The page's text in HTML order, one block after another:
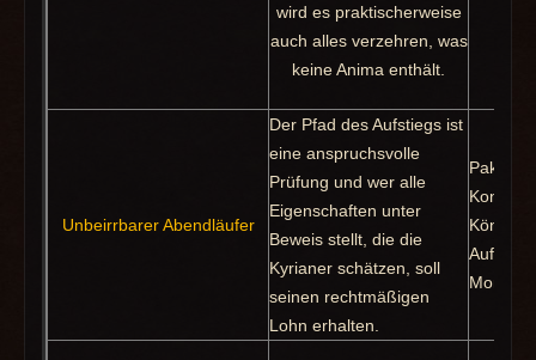
wird es praktischerweise
auch alles verzehren, was
keine Anima enthält.
Unbeirrbarer Abendläufer
Der Pfad des Aufstiegs ist
eine anspruchsvolle
Prüfung und wer alle
Eigenschaften unter
Beweis stellt, die die
Kyrianer schätzen, soll
seinen rechtmäßigen
Lohn erhalten.
Königin,